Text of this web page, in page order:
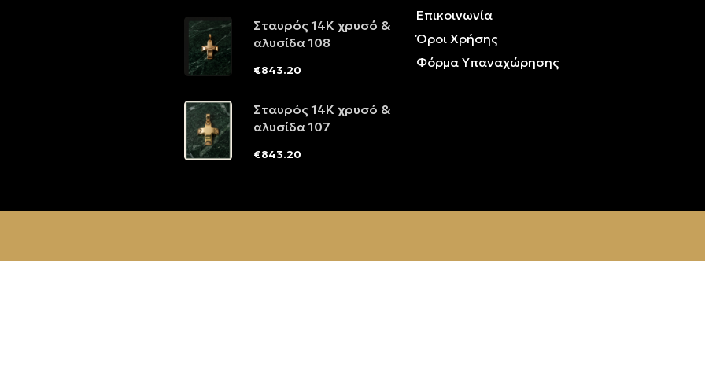
Σταυρός 14Κ χρυσό &
αλυσίδα 108
€843.20
Σταυρός 14Κ χρυσό &
αλυσίδα 107
€843.20
Επικοινωνία
Όροι Χρήσης
Φόρμα Υπαναχώρησης